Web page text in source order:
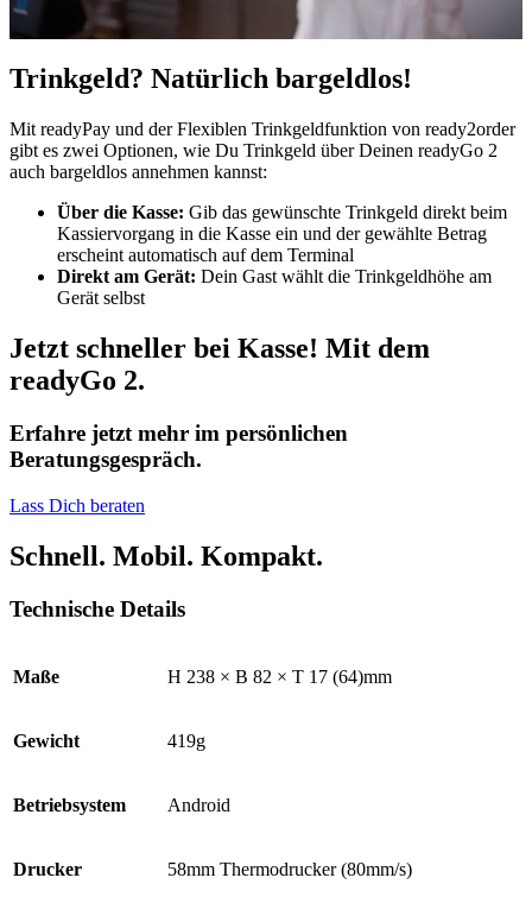
Trinkgeld? Natürlich bargeldlos!
Mit readyPay und der Flexiblen Trinkgeldfunktion von ready2order
gibt es zwei Optionen, wie Du Trinkgeld über Deinen readyGo 2
auch bargeldlos annehmen kannst:
Über die Kasse: Gib das gewünschte Trinkgeld direkt beim
Kassiervorgang in die Kasse ein und der gewählte Betrag
erscheint automatisch auf dem Terminal
Direkt am Gerät: Dein Gast wählt die Trinkgeldhöhe am
Gerät selbst
Jetzt schneller bei Kasse! Mit dem
readyGo 2.
Erfahre jetzt mehr im persönlichen
Beratungsgespräch.
Lass Dich beraten
Schnell. Mobil. Kompakt.
Technische Details
Maße H 238 × B 82 × T 17 (64)mm
Gewicht 419g
Betriebsystem Android
Drucker 58mm Thermodrucker (80mm/s)